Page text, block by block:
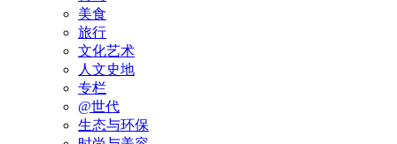
美食
旅行
文化艺术
人文史地
专栏
@世代
生态与环保